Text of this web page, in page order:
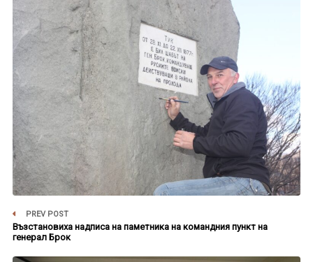
PREV POST
Възстановиха надписа на паметника на командния пункт на
генерал Брок